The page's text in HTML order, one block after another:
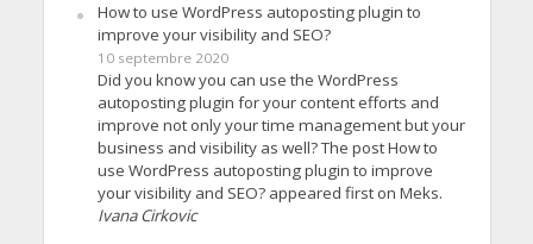
How to use WordPress autoposting plugin to
improve your visibility and SEO?
10 septembre 2020
Did you know you can use the WordPress
autoposting plugin for your content efforts and
improve not only your time management but your
business and visibility as well? The post How to
use WordPress autoposting plugin to improve
your visibility and SEO? appeared first on Meks.
Ivana Cirkovic